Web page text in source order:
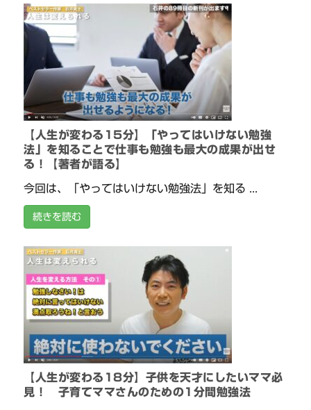
【人生が変わる15分】「やってはいけない勉強
法」を知ることで仕事も勉強も最大の成果が出せ
る！【著者が語る】
今回は、「やってはいけない勉強法」を知る ...
続きを読む
【人生が変わる18分】子供を天才にしたいママ必
見！ 子育てママさんのための1分間勉強法